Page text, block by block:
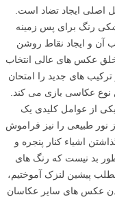
اصلی ایجاد تضاد است.
رنگ برای پس زمینه
آن و ایجاد نقاط روشن
عکس های عالی انتخاب
های جدید را امتحان
نوع عکاسی بازی می کند.
یکی از عوامل کلیدی یک
طبیعی را نیز فراموش
اشیاء کنار پنجره و
بد نیست که رنگ های
پیشین لنزک آموختیم،
عکس های سایر عکاسان